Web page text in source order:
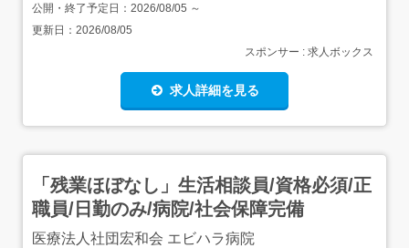
公開・終了予定日： 2026/08/05 ～
更新日： 2026/08/05
スポンサー : 求人ボックス
求人詳細を見る
「残業ほぼなし」生活相談員/資格必須/正
職員/日勤のみ/病院/社会保障完備
医療法人社団宏和会 エビハラ病院